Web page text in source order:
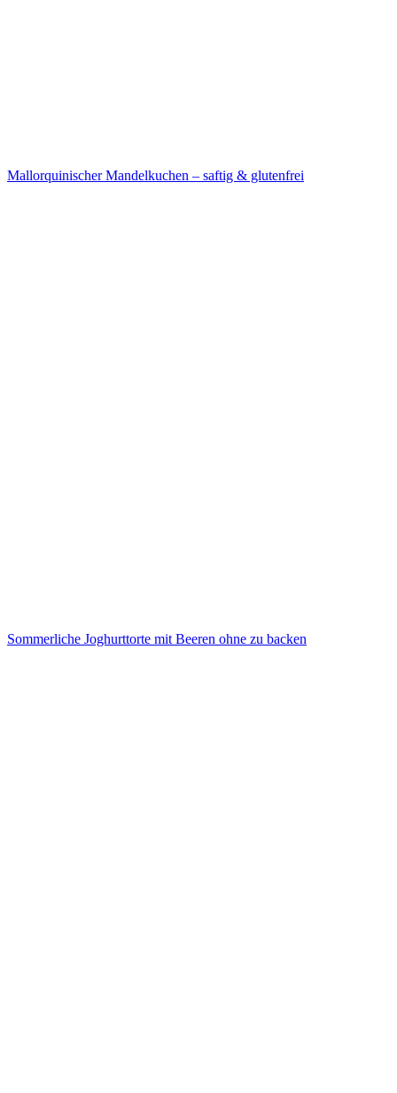
Mallorquinischer Mandelkuchen – saftig & glutenfrei
Sommerliche Joghurttorte mit Beeren ohne zu backen